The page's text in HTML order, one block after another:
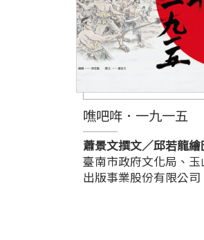
噍吧哖．一九一五
蕭景文撰文／邱若龍繪
臺南市政府文化局、玉
出版事業股份有限公司